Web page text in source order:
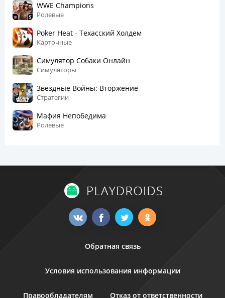
WWE Champions
Ролевые
Poker Heat - Техасский Холдем
Карточные
Симулятор Собаки Онлайн
Симуляторы
Звездные Войны: Вторжение
Стратегии
Мафия Непобедима
Ролевые
Обратная связь
Условия использования информации
Правообладателям Отказ от ответственности